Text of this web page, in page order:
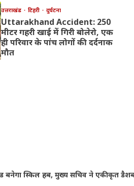
उत्तराखंड टिहरी दुर्घटना
Uttarakhand Accident: 250
मीटर गहरी खाई में गिरी बोलेरो, एक
ही परिवार के पांच लोगों की दर्दनाक
मौत
Uttarakhand Cabinet